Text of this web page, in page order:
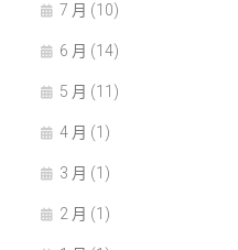
7 月 (10)
6 月 (14)
5 月 (11)
4 月 (1)
3 月 (1)
2 月 (1)